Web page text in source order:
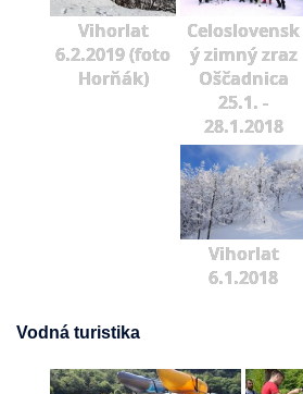
Vihorlat
6.2.2019 (foto
Horňák)
Celoslovensk
ý zimný zraz
Oščadnica
25.1. -
28.1.2018
Vihorlat
6.1.2018
Vodná turistika